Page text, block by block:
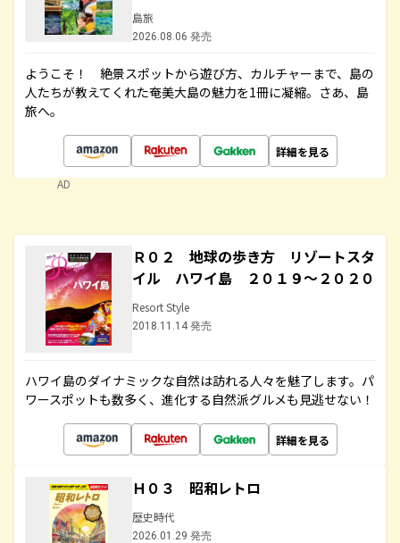
島旅
2026.08.06 発売
ようこそ！ 絶景スポットから遊び方、カルチャーまで、島の
人たちが教えてくれた奄美大島の魅力を1冊に凝縮。さあ、島
旅へ。
詳細を見る
AD
Ｒ０２ 地球の歩き方 リゾートスタ
イル ハワイ島 ２０１９～２０２０
Resort Style
2018.11.14 発売
ハワイ島のダイナミックな自然は訪れる人々を魅了します。パ
ワースポットも数多く、進化する自然派グルメも見逃せない！
詳細を見る
Ｈ０３ 昭和レトロ
歴史時代
2026.01.29 発売